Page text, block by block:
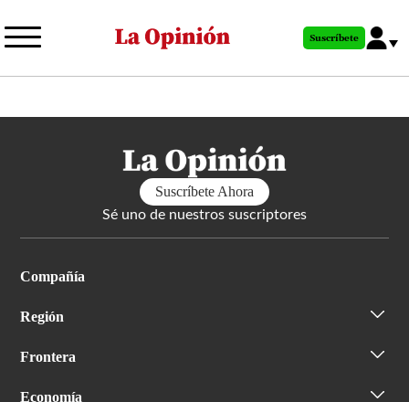
al
principal
Suscríbete
Suscríbete Ahora
Sé uno de nuestros suscriptores
Compañía
Región
Frontera
Economía